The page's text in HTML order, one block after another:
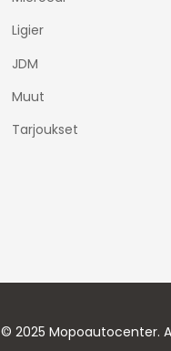
Ligier
JDM
Muut
Tarjoukset
© 2025 Mopoautocenter.